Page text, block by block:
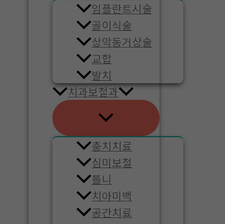
임플란트시술
골이식술
상악동거상술
교합
발치
치과보철과
충치치료
심미보철
틀니
치아미백
공간치료